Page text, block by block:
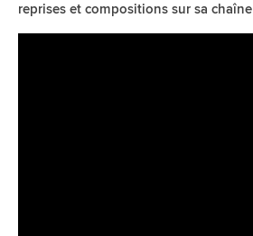
reprises et compositions sur sa chaîne